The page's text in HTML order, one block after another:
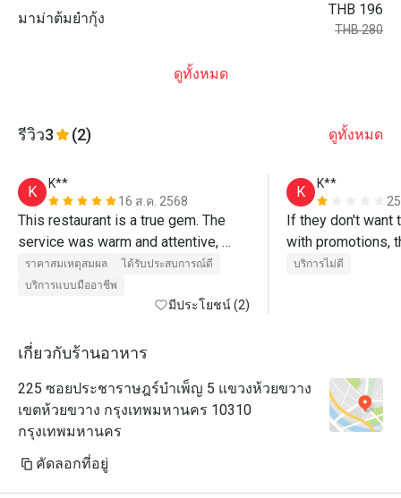
มาม่าต้มยำกุ้ง
THB 196
THB 280
ดูทั้งหมด
รีวิว3 (2) ดูทั้งหมด
K
K**
16 ส.ค. 2568
This restaurant is a true gem. The
service was warm and attentive,
making me feel welcome from start
to finish. The atmosphere is unique
and thoughtfully designed—both
food was outstanding, full of bold
perfect spot for any occasion—I’ll
definitely be back.
ราคาสมเหตุสมผล
ได้รับประสบการณ์ดี
บริการแบบมืออาชีพ
มีประโยชน์ (2)
K
K**
If they don't want
with promotions,
listed it on
they denied
The food wasn't
like they were
บริการไม่ดี
เกี่ยวกับร้านอาหาร
225 ซอยประชาราษฎร์บำเพ็ญ 5 แขวงห้วยขวาง
เขตห้วยขวาง กรุงเทพมหานคร 10310
กรุงเทพมหานคร
คัดลอกที่อยู่